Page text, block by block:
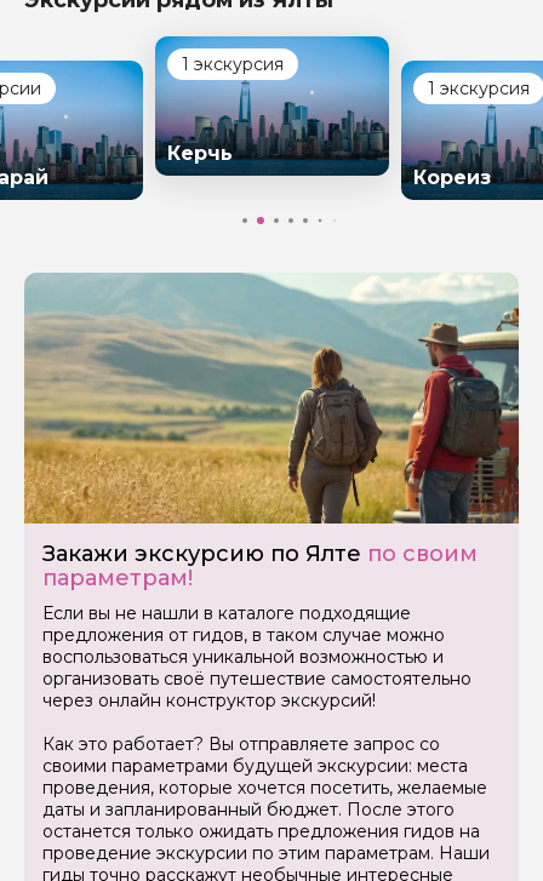
1 экскурсия
Керчь
1 экскурсия
Кореиз
Закажи экскурсию по Ялте по своим
параметрам!
Если вы не нашли в каталоге подходящие
предложения от гидов, в таком случае можно
воспользоваться уникальной возможностью и
организовать своё путешествие самостоятельно
через онлайн конструктор экскурсий!
Как это работает? Вы отправляете запрос со
своими параметрами будущей экскурсии: места
проведения, которые хочется посетить, желаемые
даты и запланированный бюджет. После этого
останется только ожидать предложения гидов на
проведение экскурсии по этим параметрам. Наши
гиды точно расскажут необычные интересные
Ваша электронная почта
Ваш номер телефона
Вопросы и комментарии
Если у вас есть интересующие вопросы, можете их
задать
Я даю своё согласие на обработку персональных
данных
Отправить